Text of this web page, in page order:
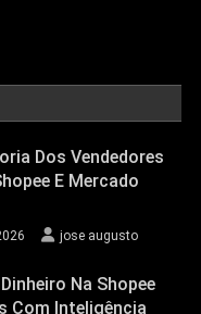
Dos Vendedores
E Mercado
jose augusto
Na Shopee
Com Inteligência